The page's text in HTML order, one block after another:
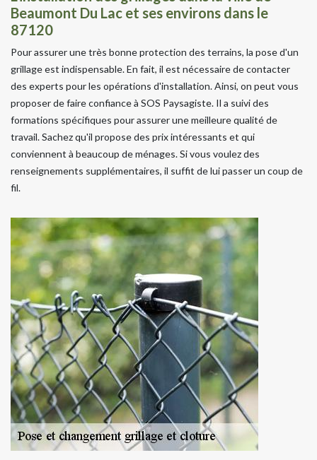
Beaumont Du Lac et ses environs dans le
87120
Pour assurer une très bonne protection des terrains, la pose d'un
grillage est indispensable. En fait, il est nécessaire de contacter
des experts pour les opérations d'installation. Ainsi, on peut vous
proposer de faire confiance à SOS Paysagiste. Il a suivi des
formations spécifiques pour assurer une meilleure qualité de
travail. Sachez qu'il propose des prix intéressants et qui
conviennent à beaucoup de ménages. Si vous voulez des
renseignements supplémentaires, il suffit de lui passer un coup de
fil.